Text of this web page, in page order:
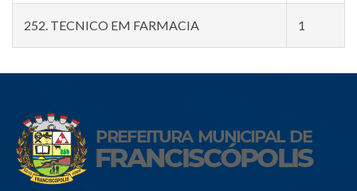
252. TECNICO EM FARMACIA 1